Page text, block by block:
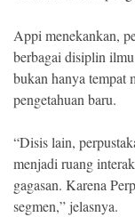
Appi menekankan,
berbagai disiplin
bukan hanya tempat
pengetahuan baru.
“Disis lain,
menjadi ruang
gagasan. Karena
segmen,” jelasnya.